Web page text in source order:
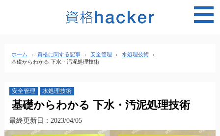
ホーム › 資格に関する記事 › 安全管理 › 水処理技術
›
基礎からわかる 下水・汚泥処理技術
安全管理 水処理技術
基礎からわかる 下水・汚泥処理技術
最終更新日：2023/04/05